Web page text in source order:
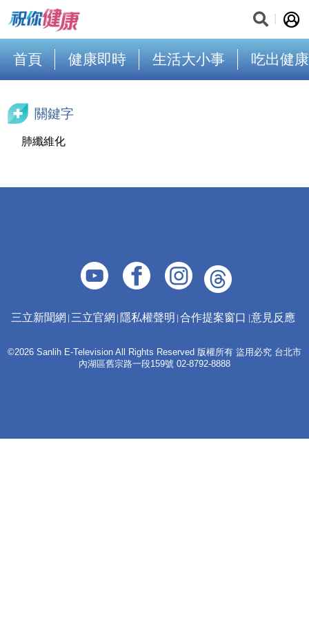
首頁 健康即時 生活大小事 吃出健康
關鍵字
肺纖維化
三立新聞網 三立官網 隱私權聲明 合作提案窗口 意見反應
©2026 Sanlih E-Television All Rights Reserved 版權所有 盜用必究 台北市
內湖區舊宗路一段159號 02-8792-8888